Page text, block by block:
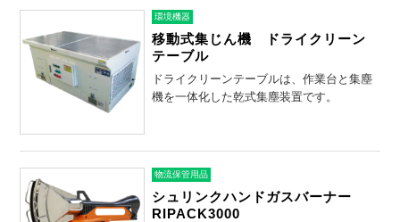
環境機器
移動式集じん機 ドライクリーン
テーブル
ドライクリーンテーブルは、作業台と集塵
機を一体化した乾式集塵装置です。
物流保管用品
シュリンクハンドガスバーナー
RIPACK3000